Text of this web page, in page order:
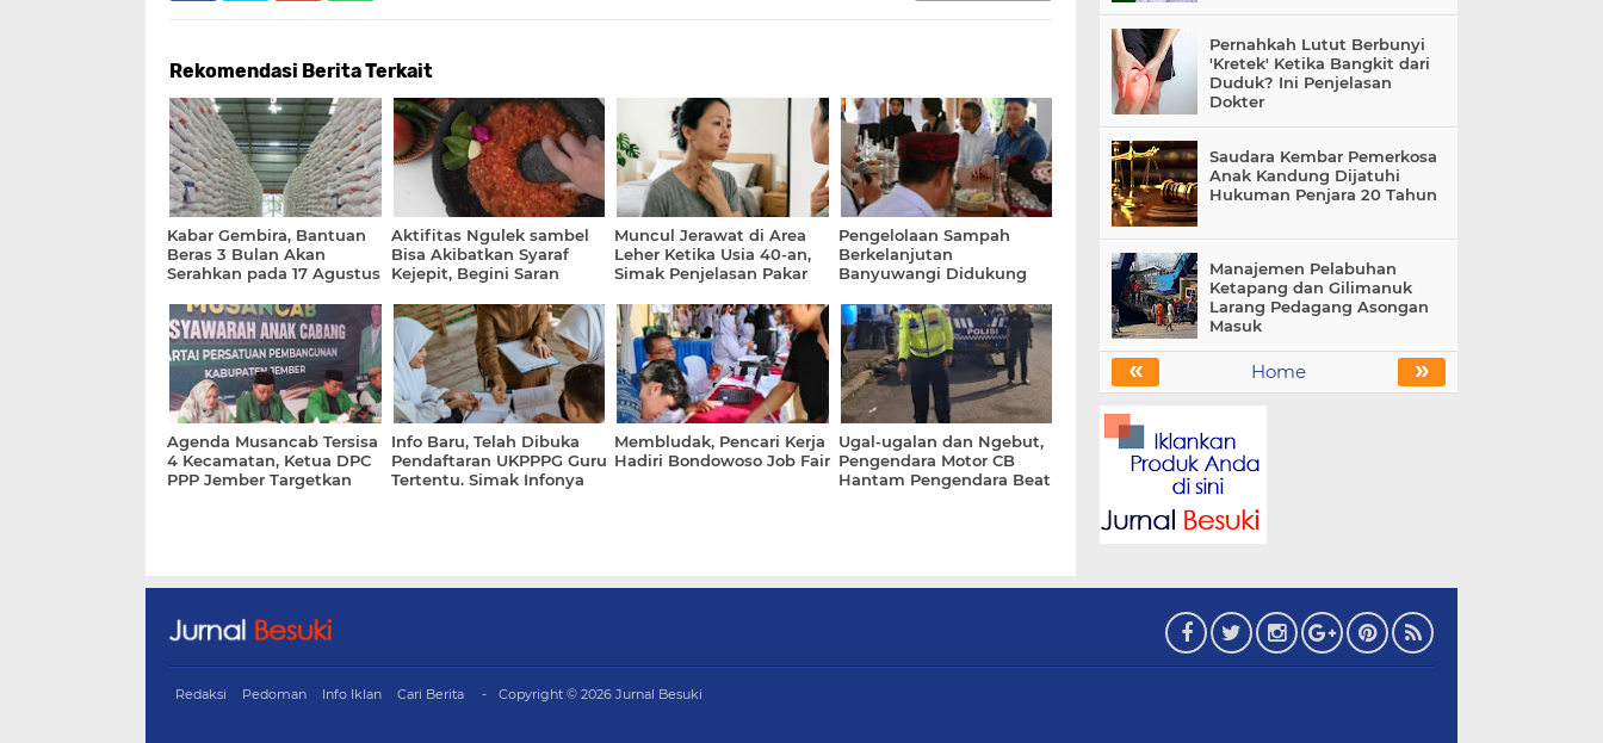
Rekomendasi Berita Terkait
Kabar Gembira, Bantuan
Beras 3 Bulan Akan
Serahkan pada 17 Agustus
Aktifitas Ngulek sambel
Bisa Akibatkan Syaraf
Kejepit, Begini Saran
Muncul Jerawat di Area
Leher Ketika Usia 40-an,
Simak Penjelasan Pakar
Pengelolaan Sampah
Berkelanjutan
Banyuwangi Didukung
Agenda Musancab Tersisa
4 Kecamatan, Ketua DPC
PPP Jember Targetkan
Info Baru, Telah Dibuka
Pendaftaran UKPPPG Guru
Tertentu. Simak Infonya
Membludak, Pencari Kerja
Hadiri Bondowoso Job Fair
Ugal-ugalan dan Ngebut,
Pengendara Motor CB
Hantam Pengendara Beat
Pernahkah Lutut Berbunyi
'Kretek' Ketika Bangkit dari
Duduk? Ini Penjelasan
Dokter
Saudara Kembar Pemerkosa
Anak Kandung Dijatuhi
Hukuman Penjara 20 Tahun
Manajemen Pelabuhan
Ketapang dan Gilimanuk
Larang Pedagang Asongan
Masuk
« »
Home
Redaksi Pedoman Info Iklan Cari Berita Copyright © 2026 Jurnal Besuki